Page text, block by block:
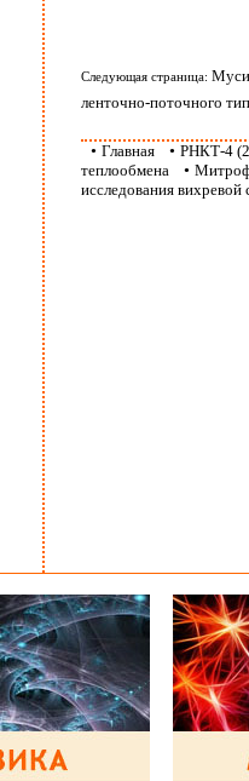
Следующая страница:
ленточно-поточного
• Главная • РНКТ-4
теплообмена •
исследования